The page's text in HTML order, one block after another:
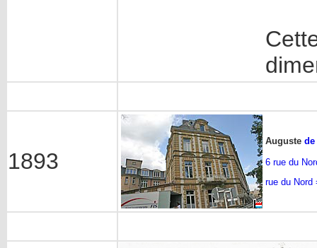
1893
Auguste de
6 rue du
rue du